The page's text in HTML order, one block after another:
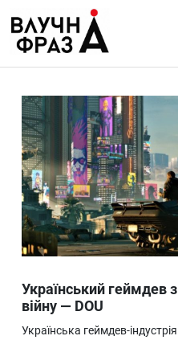
содержимому
Гроші
Життя
Лайфстайл
ТехноНаука
Людина
Ukraine
Про нас
Український геймдев
війну — DOU
Українська геймдев-